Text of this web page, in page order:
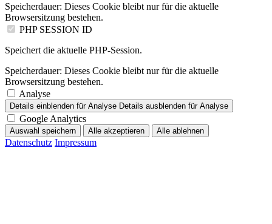
Speicherdauer: Dieses Cookie bleibt nur für die aktuelle
Browsersitzung bestehen.
PHP SESSION ID
Speichert die aktuelle PHP-Session.
Speicherdauer: Dieses Cookie bleibt nur für die aktuelle
Browsersitzung bestehen.
Analyse
Details einblenden für Analyse Details ausblenden für Analyse
Google Analytics
Auswahl speichern Alle akzeptieren Alle ablehnen
Datenschutz Impressum